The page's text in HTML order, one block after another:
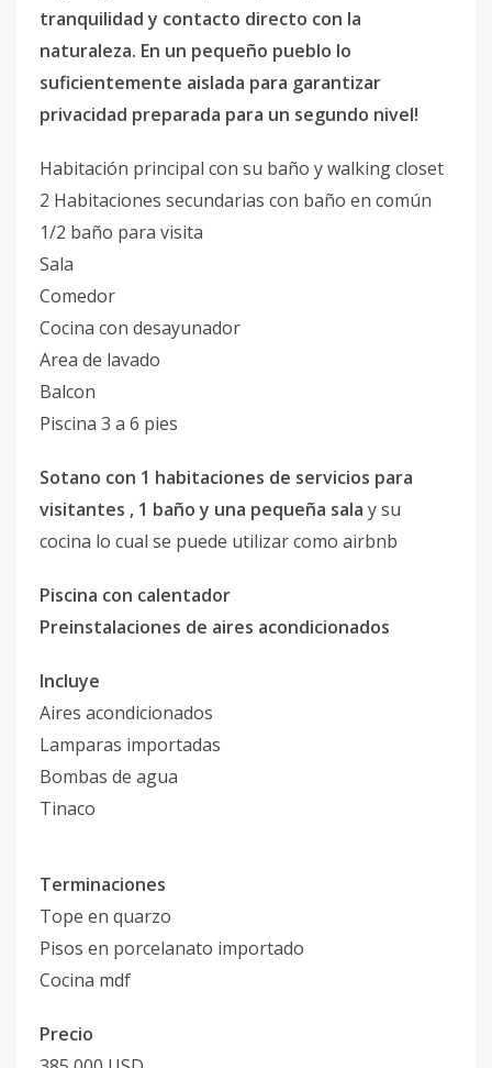
tranquilidad y contacto directo con la
naturaleza. En un pequeño pueblo lo
suficientemente aislada para garantizar
privacidad preparada para un segundo nivel!
Habitación principal con su baño y walking closet
2 Habitaciones secundarias con baño en común
1/2 baño para visita
Sala
Comedor
Cocina con desayunador
Area de lavado
Balcon
Piscina 3 a 6 pies
Sotano con 1 habitaciones de servicios para
visitantes , 1 baño y una pequeña sala y su
cocina lo cual se puede utilizar como airbnb
Piscina con calentador
Preinstalaciones de aires acondicionados
Incluye
Aires acondicionados
Lamparas importadas
Bombas de agua
Tinaco
Terminaciones
Tope en quarzo
Pisos en porcelanato importado
Cocina mdf
Precio